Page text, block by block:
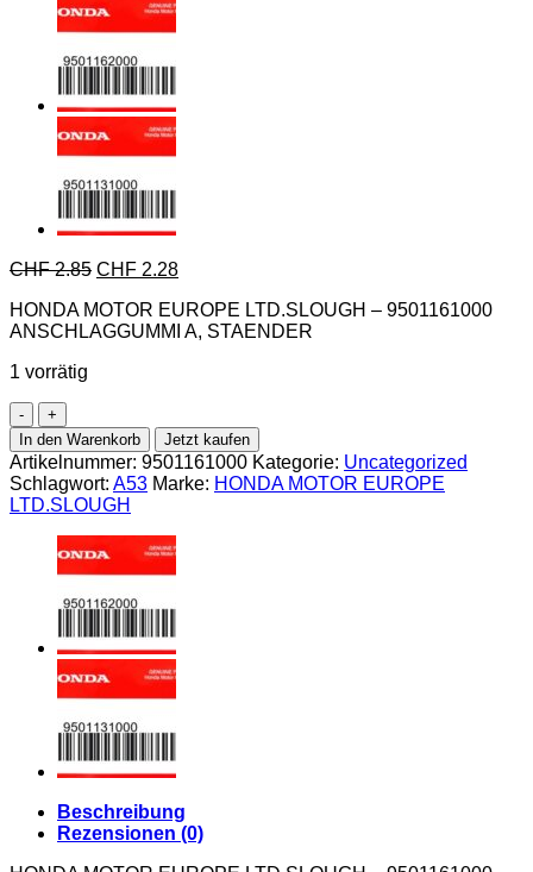
CHF2.85 CHF 2.28
HONDA MOTOR EUROPE LTD.SLOUGH – 9501161000
ANSCHLAGGUMMI A, STAENDER
1 vorrätig
Honda-
9501161000
ANSCHLAGGUMMI
A,
STAENDER
Menge
In den Warenkorb Jetzt kaufen
Artikelnummer: 9501161000 Kategorie: Uncategorized
Schlagwort: A53 Marke: HONDA MOTOR EUROPE
LTD.SLOUGH
Beschreibung
Rezensionen (0)